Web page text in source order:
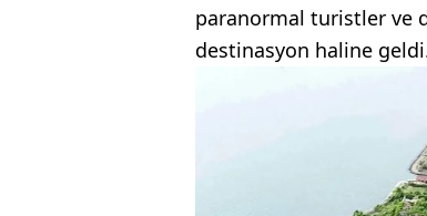
paranormal turistler ve
destinasyon haline